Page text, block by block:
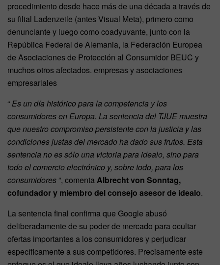
procedimiento desde hace más de una década a través de
su filial Ladenzeile (antes Visual Meta), primero como
denunciante y luego como coadyuvante, junto con la
República Federal de Alemania, la Federación Europea
de Asociaciones de Protección al Consumidor BEUC y
muchos otros afectados. empresas y asociaciones
empresariales
“Es un día histórico para la competencia y los
consumidores en Europa. La sentencia del TJUE muestra
que nuestro compromiso persistente con la justicia y las
condiciones justas del mercado ha dado sus frutos. Esta
sentencia no es sólo una victoria para idealo, sino para
todo el comercio electrónico y, sobre todo, para los
consumidores ”, comentaAlbrecht von Sonntag,
cofundador y miembro del consejo asesor de idealo.
La sentencia final confirma que Google abusó
deliberadamente de su poder de mercado para ocultar
ofertas importantes a los consumidores y perjudicar
específicamente a sus competidores. Precisamente este